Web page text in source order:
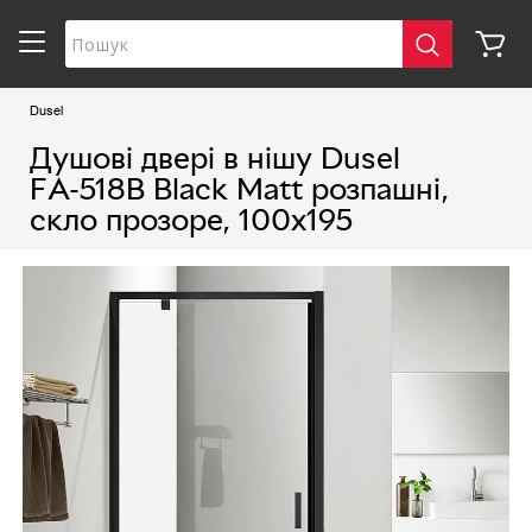
Dusel
Душові двері в нішу Dusel
FА-518B Black Matt розпашні,
скло прозоре, 100х195